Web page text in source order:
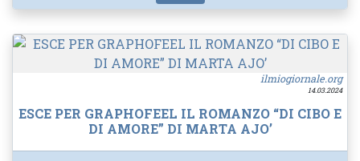
ilmiogiornale.org
14.03.2024
ESCE PER GRAPHOFEEL IL ROMANZO “DI CIBO E
DI AMORE” DI MARTA AJO’